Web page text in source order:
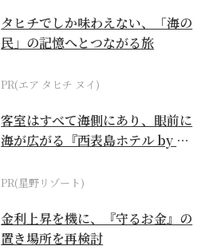
タヒチでしか味わえない、「海の
民」の記憶へとつながる旅
PR(エア タヒチ ヌイ)
客室はすべて海側にあり、眼前に
海が広がる『西表島ホテル by 星
PR(星野リゾート)
金利上昇を機に、『守るお金』の
置き場所を再検討